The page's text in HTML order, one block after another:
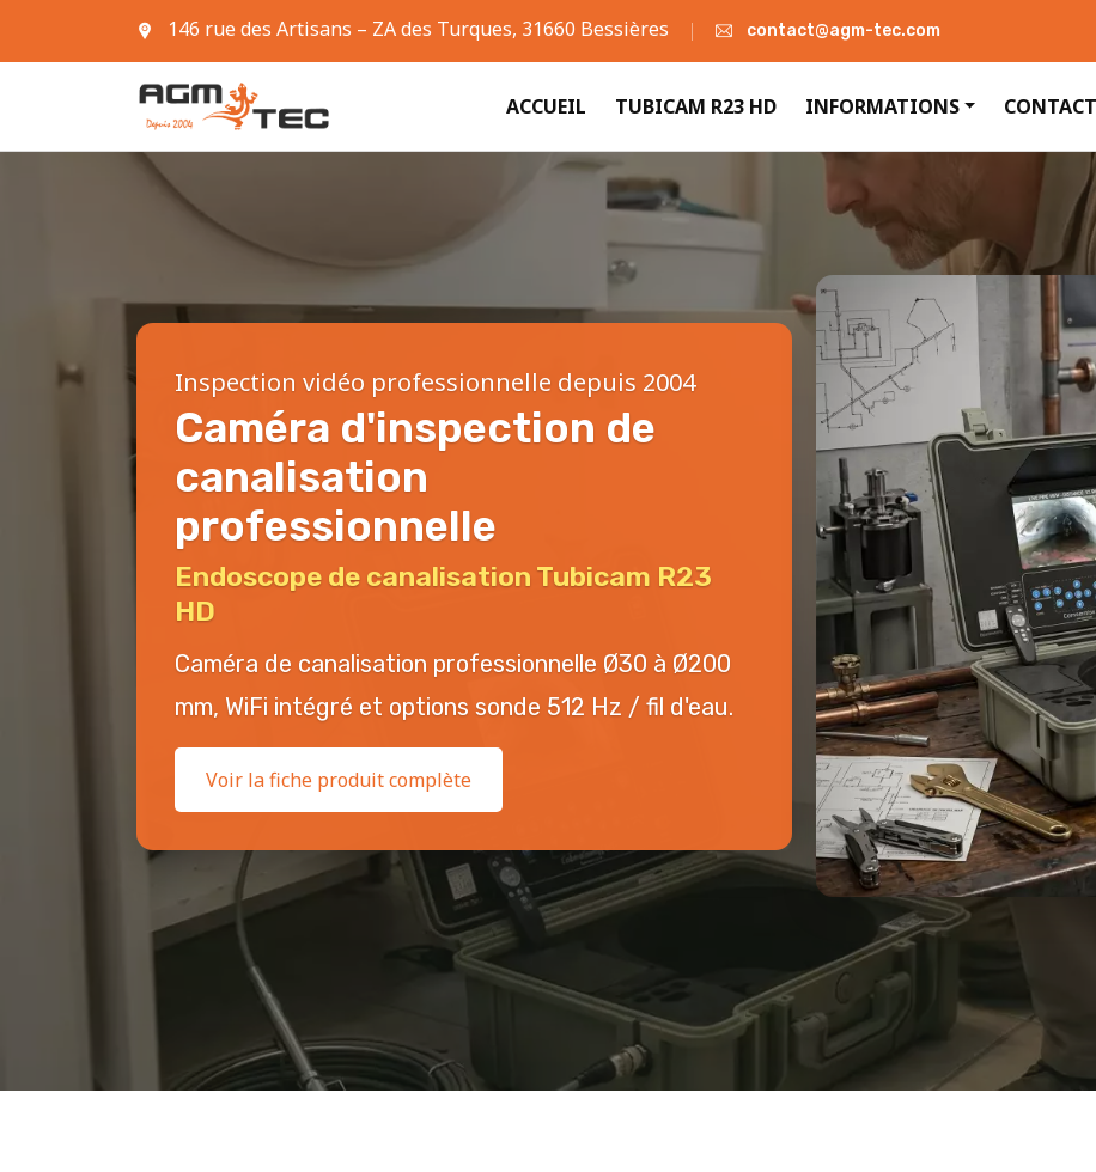
146 rue des Artisans – ZA des Turques, 31660 Bessières contact@agm-tec.com
05 61 42 90 63
ACCUEIL TUBICAM R23 HD INFORMATIONS CONTACT
Inspection vidéo professionnelle depuis 2004
Caméra d'inspection de
canalisation
professionnelle
Endoscope de canalisation Tubicam R23
HD
Caméra de canalisation professionnelle Ø30 à Ø200
mm, WiFi intégré et options sonde 512 Hz / fil d'eau.
Voir la fiche produit complète